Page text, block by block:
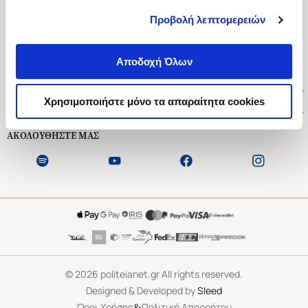
Προβολή λεπτομερειών
Αποδοχή Όλων
Χρησιμοποιήστε μόνο τα απαραίτητα cookies
Ασκληπιού 1-3, Αθήνα 106 79
Δευτέρα - Παρασκευή 09:00-21:00
Εξυπηρέτηση Πελατών
ΑΚΟΛΟΥΘΗΣΤΕ ΜΑΣ
©2026 politeianet.gr All rights reserved.
Designed & Developed bySleed